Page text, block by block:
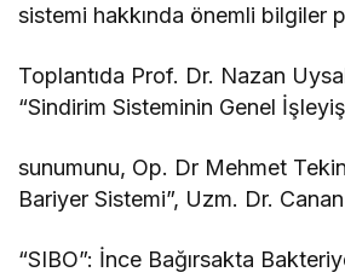
sistemi hakkında önemli bilgiler
Toplantıda Prof. Dr. Nazan Uysal
“Sindirim Sisteminin Genel
sunumunu, Op. Dr Mehmet
Bariyer Sistemi”, Uzm. Dr. Canan
“SIBO”: İnce Bağırsakta